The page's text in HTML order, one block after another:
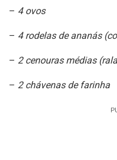
– 4 ovos
– 4 rodelas de ananás
– 2 cenouras médias
– 2 chávenas de farinha